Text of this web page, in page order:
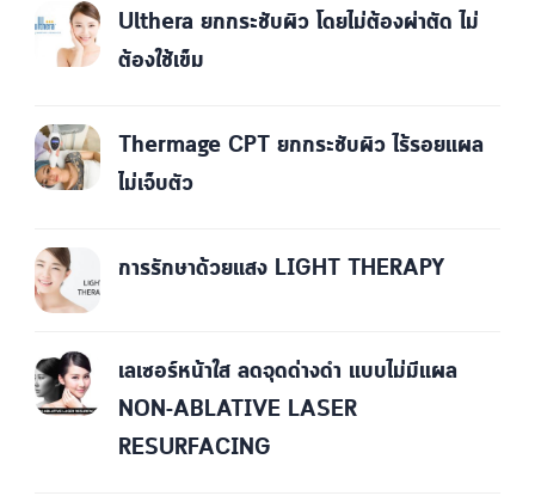
Ulthera ยกกระชับผิว โดยไม่ต้องผ่าตัด ไม่
ต้องใช้เข็ม
Thermage CPT ยกกระชับผิว ไร้รอยแผล
ไม่เจ็บตัว
การรักษาด้วยแสง LIGHT THERAPY
เลเซอร์หน้าใส ลดจุดด่างดำ แบบไม่มีแผล
NON-ABLATIVE LASER
RESURFACING